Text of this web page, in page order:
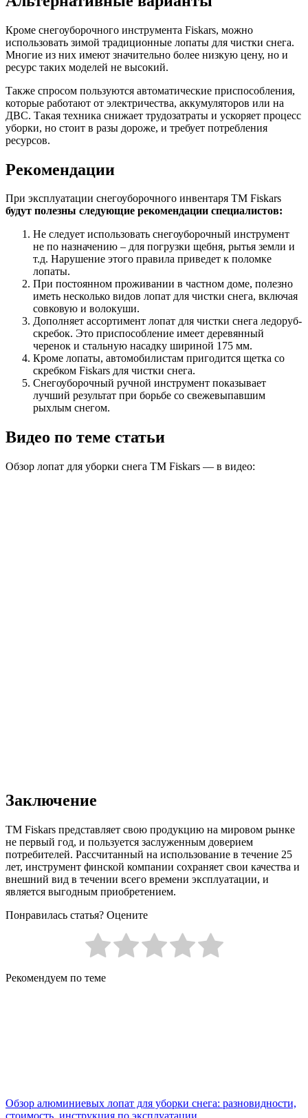
Кроме снегоуборочного инструмента Fiskars, можно
использовать зимой традиционные лопаты для чистки снега.
Многие из них имеют значительно более низкую цену, но и
ресурс таких моделей не высокий.
Также спросом пользуются автоматические приспособления,
которые работают от электричества, аккумуляторов или на
ДВС. Такая техника снижает трудозатраты и ускоряет процесс
уборки, но стоит в разы дороже, и требует потребления
ресурсов.
Рекомендации
При эксплуатации снегоуборочного инвентаря ТМ Fiskars
будут полезны следующие рекомендации специалистов:
Не следует использовать снегоуборочный инструмент
не по назначению – для погрузки щебня, рытья земли и
т.д. Нарушение этого правила приведет к поломке
лопаты.
При постоянном проживании в частном доме, полезно
иметь несколько видов лопат для чистки снега, включая
совковую и волокуши.
Дополняет ассортимент лопат для чистки снега ледоруб-
скребок. Это приспособление имеет деревянный
черенок и стальную насадку шириной 175 мм.
Кроме лопаты, автомобилистам пригодится щетка со
скребком Fiskars для чистки снега.
Снегоуборочный ручной инструмент показывает
лучший результат при борьбе со свежевыпавшим
рыхлым снегом.
Видео по теме статьи
Обзор лопат для уборки снега ТМ Fiskars — в видео:
Заключение
ТМ Fiskars представляет свою продукцию на мировом рынке
не первый год, и пользуется заслуженным доверием
потребителей. Рассчитанный на использование в течение 25
лет, инструмент финской компании сохраняет свои качества и
внешний вид в течении всего времени эксплуатации, и
является выгодным приобретением.
Понравилась статья? Оцените
Рекомендуем по теме
Обзор алюминиевых лопат для уборки снега: разновидности,